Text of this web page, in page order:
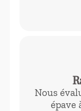
Nous